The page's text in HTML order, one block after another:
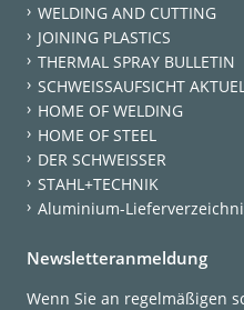
WELDING AND CUTTING
JOINING PLASTICS
THERMAL SPRAY BULLETIN
SCHWEISSAUFSICHT
HOME OF WELDING
HOME OF STEEL
DER SCHWEISSER
STAHL+TECHNIK
Aluminium-
Newsletteranmeldung
Wenn Sie an regelmäßigen